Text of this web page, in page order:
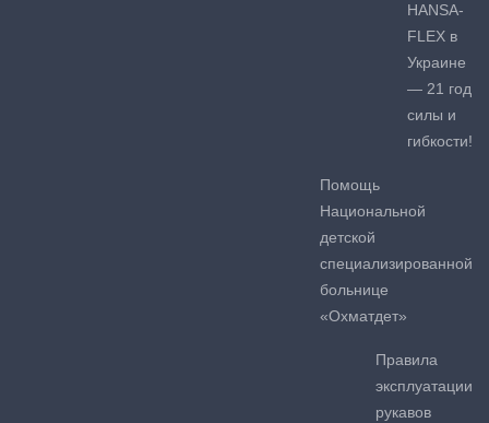
HANSA-
FLEX в
Украине
— 21 год
силы и
гибкости!
Помощь
Национальной
детской
специализированной
больнице
«Охматдет»
Правила
эксплуатации
рукавов